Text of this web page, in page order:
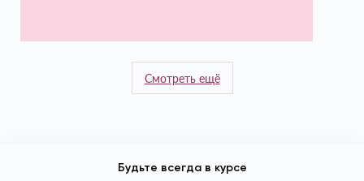
Смотреть ещё
Будьте всегда в курсе